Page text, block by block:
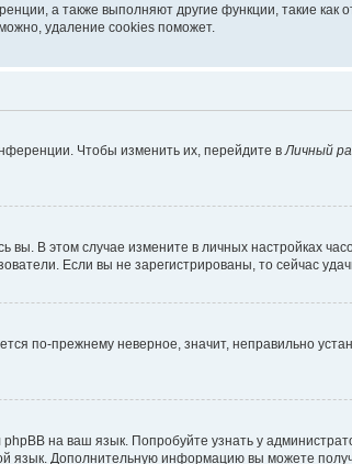
а также выполняют другие функции, такие
удаление cookies поможет.
Чтобы изменить их, перейдите в Личный
В этом случае измените в личных настройках
Если вы не зарегистрированы, то сейчас
по-прежнему неверное, значит, неправильно
на ваш язык. Попробуйте узнать у
язык. Дополнительную информацию вы можете